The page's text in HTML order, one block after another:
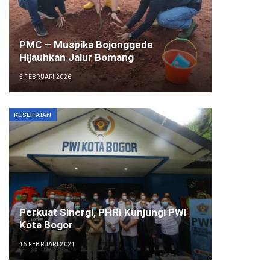
PMC – Muspika Bojonggede
Hijauhkan Jalur Bomang
5 FEBRUARI 2026
KESEHATAN
Perkuat Sinergi, PHRI Kunjungi PWI
Kota Bogor
16 FEBRUARI 2021